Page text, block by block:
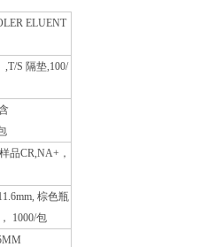
ELUENT
S 隔垫,100/
品CR,NA+，
棕色瓶
1000/包